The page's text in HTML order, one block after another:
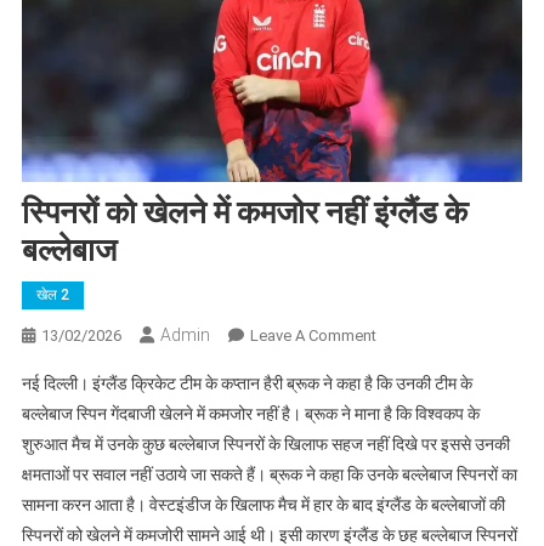
स्पिनरों को खेलने में कमजोर नहीं इंग्लैंड के
बल्लेबाज
खेल 2
13/02/2026 Admin Leave A CommentOn
को
खेलने
में
कमजोर
नहीं
इंग्लैंड
नई दिल्ली। इंग्लैंड क्रिकेट टीम के कप्तान हैरी ब्रूक ने कहा है कि उनकी टीम के
बल्लेबाज स्पिन गेंदबाजी खेलने में कमजोर नहीं है। ब्रूक ने माना है कि विश्वकप के
शुरुआत मैच में उनके कुछ बल्लेबाज स्पिनरों के खिलाफ सहज नहीं दिखे पर इससे उनकी
क्षमताओं पर सवाल नहीं उठाये जा सकते हैं। ब्रूक ने कहा कि उनके बल्लेबाज स्पिनरों का
सामना करन आता है। वेस्टइंडीज के खिलाफ मैच में हार के बाद इंग्लैंड के बल्लेबाजों की
स्पिनरों को खेलने में कमजोरी सामने आई थी। इसी कारण इंग्लैंड के छह बल्लेबाज स्पिनरों